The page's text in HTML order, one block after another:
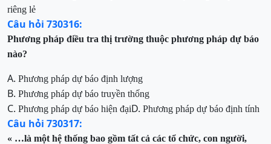
riêng lẻ
Câu hỏi 730316:
Phương pháp điều tra thị trường thuộc phương pháp dự báo
nào?
A. Phương pháp dự báo định lượng
B. Phương pháp dự báo truyền thống
C. Phương pháp dự báo hiện đạiD. Phương pháp dự báo định tính
Câu hỏi 730317:
« …là một hệ thống bao gồm tất cả các tổ chức, con người,